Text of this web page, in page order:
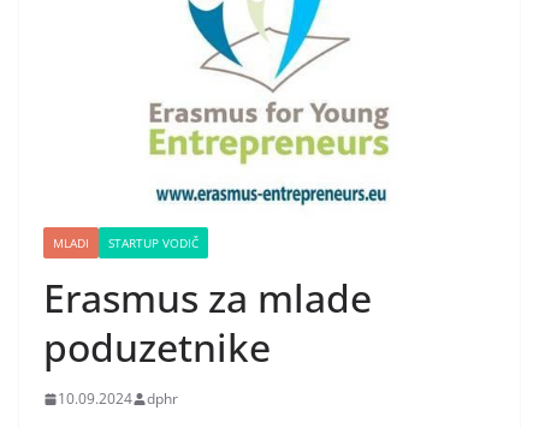
MLADI STARTUP VODIČ
Erasmus za mlade
poduzetnike
10.09.2024 dphr